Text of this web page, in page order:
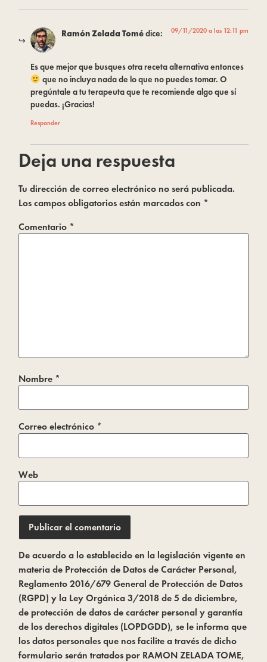
Ramón Zelada Tomédice: 09/11/2020 a las 12:11 pm
Es que mejor que busques otra receta alternativa entonces
que no incluya nada de lo que no puedes tomar. O
pregúntale a tu terapeuta que te recomiende algo que sí
puedas. ¡Gracias!
Responder
Deja una respuesta
Tu dirección de correo electrónico no será publicada.
Los campos obligatorios están marcados con *
Comentario *
Nombre *
Correo electrónico *
Web
De acuerdo a lo establecido en la legislación vigente en
materia de Protección de Datos de Carácter Personal,
Reglamento 2016/679 General de Protección de Datos
(RGPD) y la Ley Orgánica 3/2018 de 5 de diciembre,
de protección de datos de carácter personal y garantía
de los derechos digitales (LOPDGDD), se le informa que
los datos personales que nos facilite a través de dicho
formulario serán tratados por RAMON ZELADA TOME,